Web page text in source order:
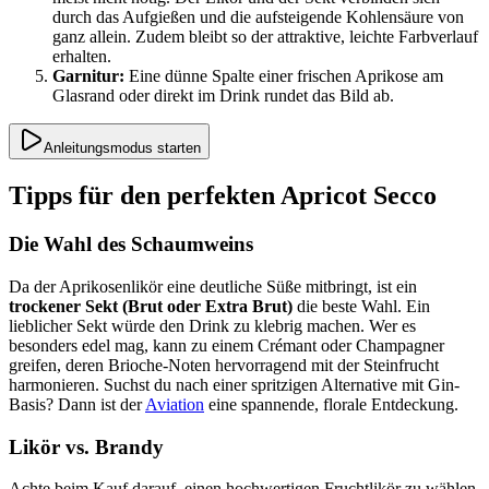
durch das Aufgießen und die aufsteigende Kohlensäure von
ganz allein. Zudem bleibt so der attraktive, leichte Farbverlauf
erhalten.
Garnitur: Eine dünne Spalte einer frischen Aprikose am
Glasrand oder direkt im Drink rundet das Bild ab.
Anleitungsmodus starten
Tipps für den perfekten Apricot Secco
Die Wahl des Schaumweins
Da der Aprikosenlikör eine deutliche Süße mitbringt, ist ein
trockener Sekt (Brut oder Extra Brut) die beste Wahl. Ein
lieblicher Sekt würde den Drink zu klebrig machen. Wer es
besonders edel mag, kann zu einem Crémant oder Champagner
greifen, deren Brioche-Noten hervorragend mit der Steinfrucht
harmonieren. Suchst du nach einer spritzigen Alternative mit Gin-
Basis? Dann ist derAviation eine spannende, florale Entdeckung.
Likör vs. Brandy